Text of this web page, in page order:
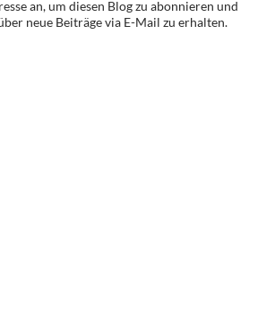
an, um diesen Blog zu abonnieren und
neue Beiträge via E-Mail zu erhalten.